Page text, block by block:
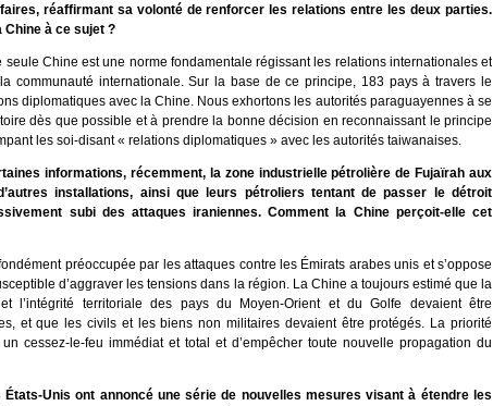
réaffirmant sa volonté de renforcer les relations entre les deux parties.
Chine à ce sujet ?
seule Chine est une norme fondamentale régissant les relations internationales et
communauté internationale. Sur la base de ce principe, 183 pays à travers le
diplomatiques avec la Chine. Nous exhortons les autorités paraguayennes à se
dès que possible et à prendre la bonne décision en reconnaissant le principe
les soi-disant « relations diplomatiques » avec les autorités taiwanaises.
informations, récemment, la zone industrielle pétrolière de Fujaïrah aux
installations, ainsi que leurs pétroliers tentant de passer le détroit
subi des attaques iraniennes. Comment la Chine perçoit-elle cet
préoccupée par les attaques contre les Émirats arabes unis et s’oppose
d’aggraver les tensions dans la région. La Chine a toujours estimé que la
l’intégrité territoriale des pays du Moyen-Orient et du Golfe devaient être
et que les civils et les biens non militaires devaient être protégés. La priorité
cessez-le-feu immédiat et total et d’empêcher toute nouvelle propagation du
États-Unis ont annoncé une série de nouvelles mesures visant à étendre les